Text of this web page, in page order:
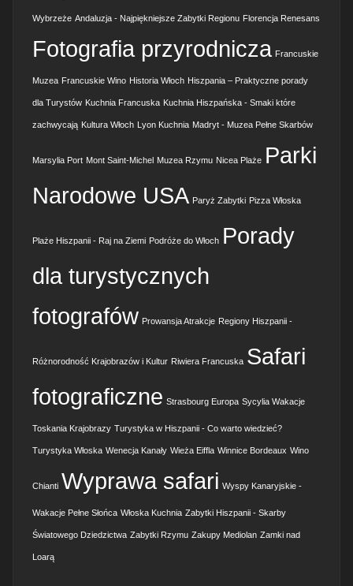
Wybrzeże Andaluzja - Najpiękniejsze Zabytki Regionu Florencja Renesans
Fotografia przyrodnicza Francuskie
Muzea Francuskie Wino Historia Włoch Hiszpania – Praktyczne porady
dla Turystów Kuchnia Francuska Kuchnia Hiszpańska - Smaki które
zachwycają Kultura Włoch Lyon Kuchnia Madryt - Muzea Pełne Skarbów
Marsylia Port Mont Saint-Michel Muzea Rzymu Nicea Plaże Parki
Narodowe USA Paryż Zabytki Pizza Włoska
Plaże Hiszpanii - Raj na Ziemi Podróże do Włoch Porady
dla turystycznych
fotografów Prowansja Atrakcje Regiony Hiszpanii -
Różnorodność Krajobrazów i Kultur Riwiera Francuska Safari
fotograficzne Strasbourg Europa Sycylia Wakacje
Toskania Krajobrazy Turystyka w Hiszpanii - Co warto wiedzieć?
Turystyka Włoska Wenecja Kanały Wieża Eiffla Winnice Bordeaux Wino
Chianti Wyprawa safari Wyspy Kanaryjskie -
Wakacje Pełne Słońca Włoska Kuchnia Zabytki Hiszpanii - Skarby
Światowego Dziedzictwa Zabytki Rzymu Zakupy Mediolan Zamki nad
Loarą